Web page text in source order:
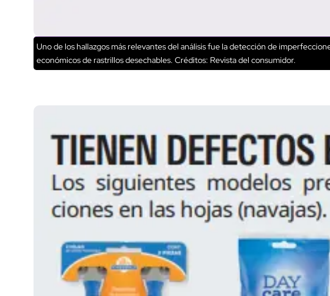
Uno de los hallazgos más relevantes del análisis fue la detección de
económicos de rastrillos desechables. Créditos: Revista del consumidor.